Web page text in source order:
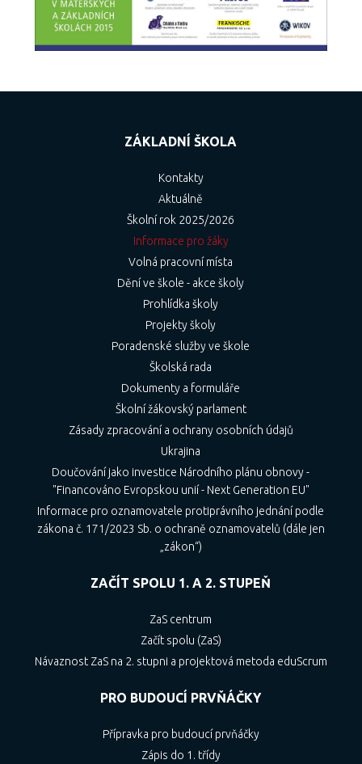
ZÁKLADNÍ ŠKOLA
Kontakty
Aktuálně
Školní rok 2025/2026
Informace pro žáky
Volná pracovní místa
Dění ve škole - akce školy
Prohlídka školy
Projekty školy
Poradenské služby ve škole
Školská rada
Dokumenty a formuláře
Školní žákovský parlament
Zásady zpracování a ochrany osobních údajů
Ukrajina
Doučování jako investice Národního plánu obnovy -
"Financováno Evropskou unií - Next Generation EU"
Informace pro oznamovatele protiprávního jednání podle
zákona č. 171/2023 Sb. o ochraně oznamovatelů (dále jen
„zákon“)
ZAČÍT SPOLU 1. A 2. STUPEŇ
ZaS centrum
Začít spolu (ZaS)
Návaznost ZaS na 2. stupni a projektová metoda eduScrum
PRO BUDOUCÍ PRVŇÁČKY
Přípravka pro budoucí prvňáčky
Zápis do 1. třídy